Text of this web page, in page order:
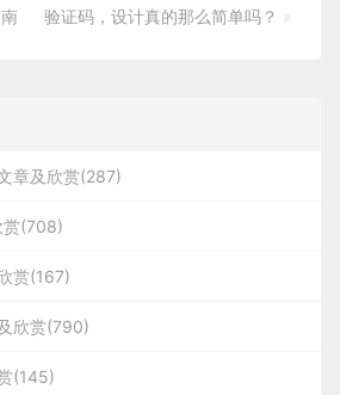
验证码，设计真的那么简单吗？ »
章及欣赏(287)
赏(708)
赏(167)
欣赏(790)
(145)